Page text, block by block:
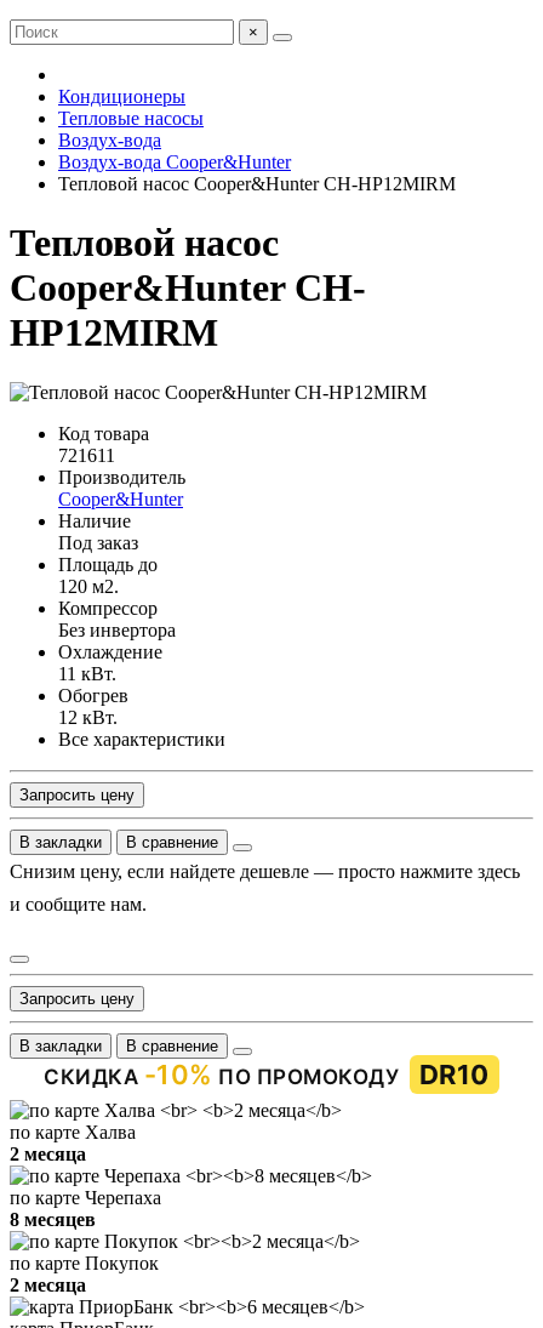
×
Кондиционеры
Тепловые насосы
Воздух-вода
Воздух-вода Cooper&Hunter
Тепловой насос Cooper&Hunter CH-HP12MIRM
Тепловой насос
Cooper&Hunter CH-
HP12MIRM
Код товара
721611
Производитель
Cooper&Hunter
Наличие
Под заказ
Площадь до
120 м2.
Компрессор
Без инвертора
Охлаждение
11 кВт.
Обогрев
12 кВт.
Все характеристики
Запросить цену
В закладки В сравнение
Снизим цену, если найдете дешевле — просто нажмите здесь
и сообщите нам.
Запросить цену
В закладки В сравнение
СКИДКА -10% ПО ПРОМОКОДУ DR10
по карте Халва
2 месяца
по карте Черепаха
8 месяцев
по карте Покупок
2 месяца